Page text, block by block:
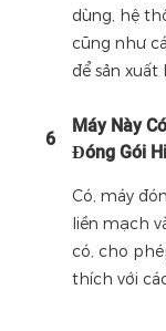
dùng, hệ
cũng như
để sản xuất
6
Máy Này
Đóng Gói
Có, máy
liền mạch
có, cho
thích với